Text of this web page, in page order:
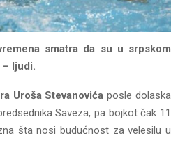
smatra da su u srpskom
ljudi.
Uroša Stevanovića posle dolaska
Saveza, pa bojkot čak 11
šta nosi budućnost za velesilu u